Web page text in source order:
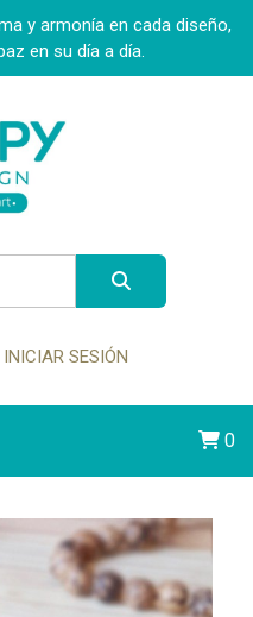
y armonía en cada diseño,
en su día a día.
INICIAR SESIÓN
0